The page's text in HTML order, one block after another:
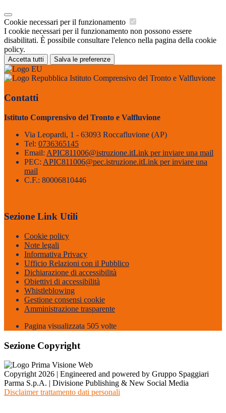
Cookie necessari per il funzionamento
I cookie necessari per il funzionamento non possono essere
disabilitati. È possibile consultare l'elenco nella pagina della cookie
policy.
Accetta tutti Salva le preferenze
Istituto Comprensivo del Tronto e Valfluvione
Contatti
Istituto Comprensivo del Tronto e Valfluvione
Via Leopardi, 1 - 63093 Roccafluvione (AP)
Tel: 0736365145
Email: APIC811006@istruzione.itLink per inviare una mail
PEC: APIC811006@pec.istruzione.itLink per inviare una
mail
C.F.: 80006810446
Sezione Link Utili
Cookie policy
Note legali
Informativa Privacy
Ufficio Relazioni con il Pubblico
Dichiarazione di accessibilità
Obiettivi di accessibilità
Whistleblowing
Gestione consensi cookie
Amministrazione trasparente
Pagina visualizzata 505 volte
Sezione Copyright
Copyright 2026 | Engineered and powered by Gruppo Spaggiari
Parma S.p.A. | Divisione Publishing & New Social Media
Disclaimer trattamento dati personali